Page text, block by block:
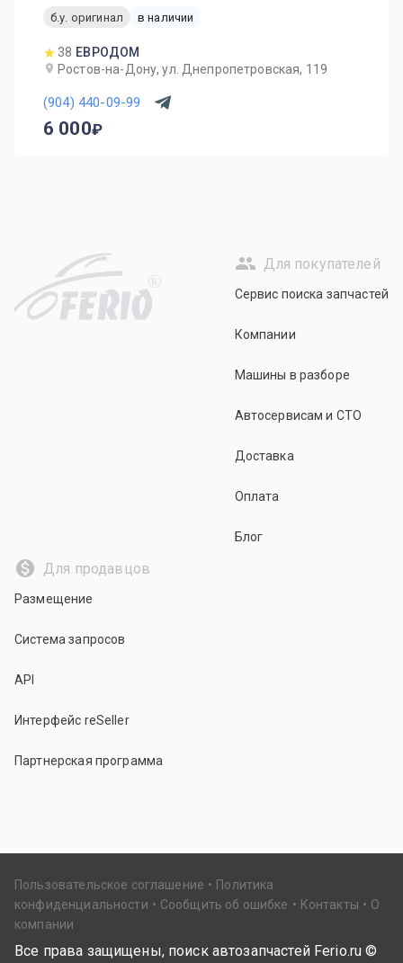
б.у. оригинал
в наличии
38 ЕВРОДОМ
Ростов-на-Дону, ул. Днепропетровская, 119
(904) 440-09-99
6 000
R
Для покупателей
Сервис поиска запчастей
Компании
Машины в разборе
Автосервисам и СТО
Доставка
Оплата
Блог
Для продавцов
Размещение
Система запросов
API
Интерфейс reSeller
Партнерская программа
Пользовательское соглашение
Политика
конфиденциальности
Сообщить об ошибке Контакты
О
компании
Все права защищены, поиск автозапчастей Ferio.ru ©